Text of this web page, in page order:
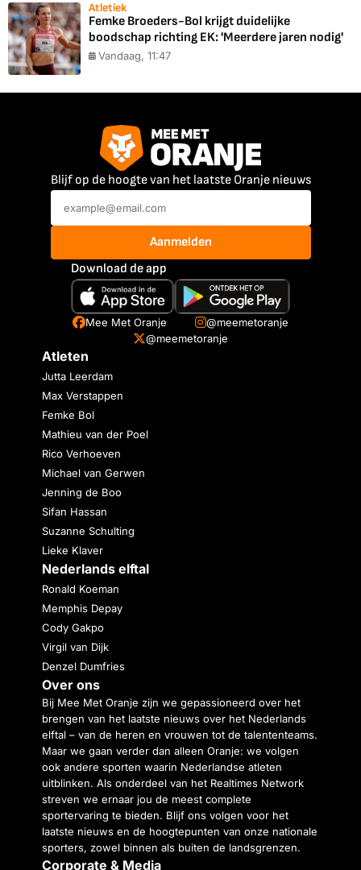
Atletiek
Femke Broeders-Bol krijgt duidelijke
boodschap richting EK: 'Meerdere jaren nodig'
Vandaag, 11:47
Blijf op de hoogte van het laatste Oranje nieuws
Aanmelden
Download de app
Mee Met Oranje
@meemetoranje
@meemetoranje
Atleten
Jutta Leerdam
Max Verstappen
Femke Bol
Mathieu van der Poel
Rico Verhoeven
Michael van Gerwen
Jenning de Boo
Sifan Hassan
Suzanne Schulting
Lieke Klaver
Nederlands elftal
Ronald Koeman
Memphis Depay
Cody Gakpo
Virgil van Dijk
Denzel Dumfries
Over ons
Bij Mee Met Oranje zijn we gepassioneerd over het
brengen van het laatste nieuws over het Nederlands
elftal – van de heren en vrouwen tot de talententeams.
Maar we gaan verder dan alleen Oranje: we volgen
ook andere sporten waarin Nederlandse atleten
uitblinken. Als onderdeel van het Realtimes Network
streven we ernaar jou de meest complete
sportervaring te bieden. Blijf ons volgen voor het
laatste nieuws en de hoogtepunten van onze nationale
sporters, zowel binnen als buiten de landsgrenzen.
Corporate & Media